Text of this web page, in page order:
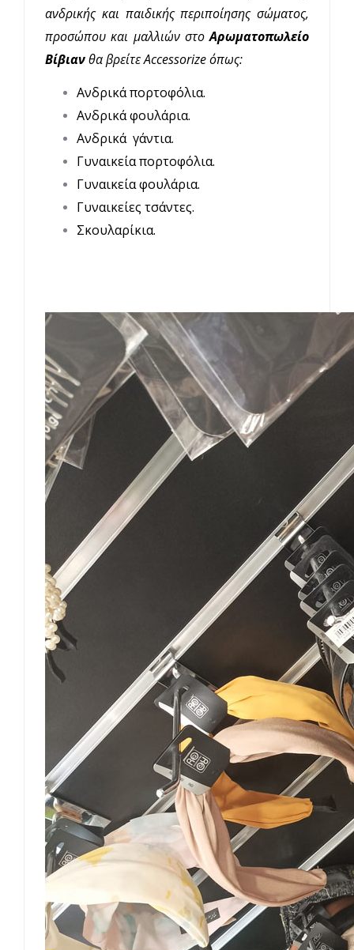
ανδρικής και παιδικής περιποίησης σώματος,
προσώπου και μαλλιών στοΑρωματοπωλείο
Βίβιανθα βρείτε Accessorize όπως:
Ανδρικά πορτοφόλια.
Ανδρικά φουλάρια.
Ανδρικά γάντια.
Γυναικεία πορτοφόλια.
Γυναικεία φουλάρια.
Γυναικείες τσάντες.
Σκουλαρίκια.